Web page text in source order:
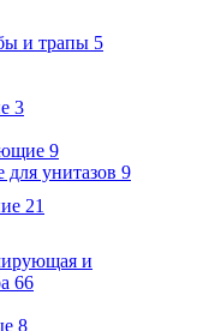
и трапы 5
3
9
унитазов 9
21
и
66
8